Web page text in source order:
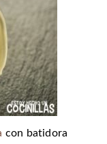
con batidora